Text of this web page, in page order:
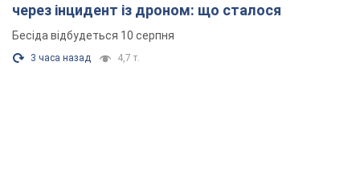
через інцидент із дроном: що сталося
Бесіда відбудеться 10 серпня
3 часа назад 4,7 т.